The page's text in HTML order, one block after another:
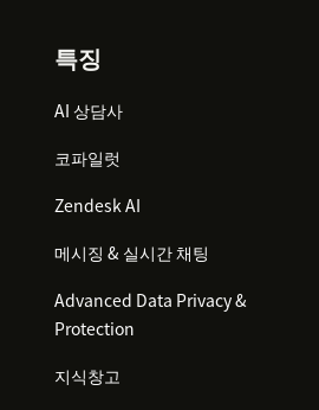
특징
AI 상담사
코파일럿
Zendesk AI
메시징 & 실시간 채팅
Advanced Data Privacy &
Protection
지식창고